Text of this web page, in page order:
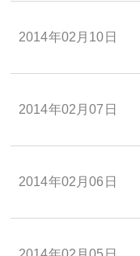
2014年02月10日
2014年02月07日
2014年02月06日